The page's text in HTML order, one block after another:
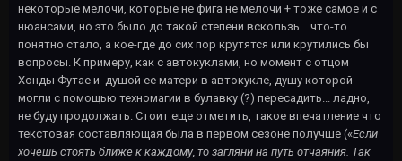
некоторые мелочи, которые не фига не мелочи + тоже самое и с
нюансами, но это было до такой степени вскользь… что-то
понятно стало, а кое-где до сих пор крутятся или крутились бы
вопросы. К примеру, как с автокуклами, но момент с отцом
Хонды Футае и душой ее матери в автокукле, душу которой
могли с помощью техномагии в булавку (?) пересадить... ладно,
не буду продолжать. Стоит еще отметить, такое впечатление что
текстовая составляющая была в первом сезоне получше («Если
хочешь стоять ближе к каждому, то загляни на путь отчаяния. Так